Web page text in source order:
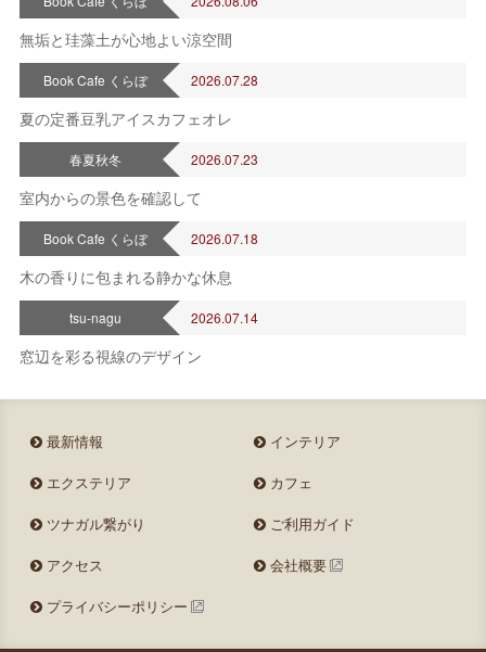
無垢と珪藻土が心地よい涼空間
Book Cafe くらぼ 2026.07.28
夏の定番豆乳アイスカフェオレ
春夏秋冬 2026.07.23
室内からの景色を確認して
Book Cafe くらぼ 2026.07.18
木の香りに包まれる静かな休息
tsu-nagu 2026.07.14
窓辺を彩る視線のデザイン
最新情報
インテリア
エクステリア
カフェ
ツナガル繋がり
ご利用ガイド
アクセス
会社概要
プライバシーポリシー